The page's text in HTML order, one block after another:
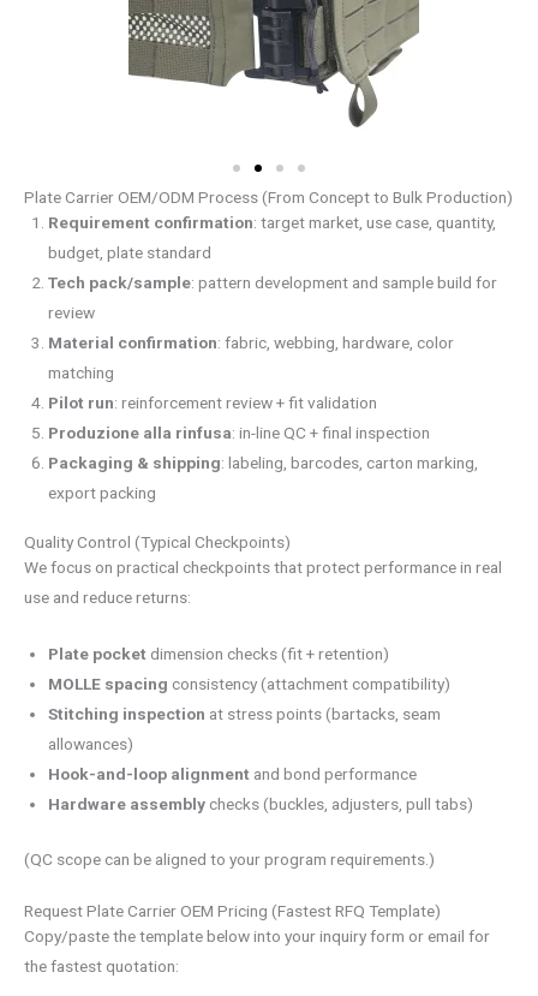
Plate Carrier OEM/ODM Process (From Concept to Bulk Production)
Requirement confirmation: target market, use case, quantity,
budget, plate standard
Tech pack/sample: pattern development and sample build for
review
Material confirmation: fabric, webbing, hardware, color
matching
Pilot run: reinforcement review + fit validation
Produzione alla rinfusa: in-line QC + final inspection
Packaging & shipping: labeling, barcodes, carton marking,
export packing
Quality Control (Typical Checkpoints)
We focus on practical checkpoints that protect performance in real
use and reduce returns:
Plate pocket dimension checks (fit + retention)
MOLLE spacing consistency (attachment compatibility)
Stitching inspection at stress points (bartacks, seam
allowances)
Hook-and-loop alignment and bond performance
Hardware assembly checks (buckles, adjusters, pull tabs)
(QC scope can be aligned to your program requirements.)
Request Plate Carrier OEM Pricing (Fastest RFQ Template)
Copy/paste the template below into your inquiry form or email for
the fastest quotation: